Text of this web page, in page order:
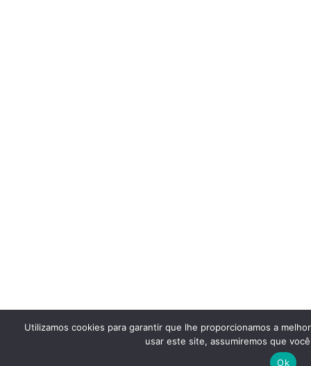
Utilizamos cookies para garantir que lhe proporcionamos a
usar este site, assumiremos que
Ok